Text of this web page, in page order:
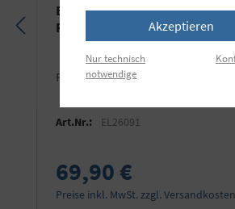
Elinchrom OCF Hyper
Reflektor
Passend für Elinchrom und
Art.Nr.: EL26091
69,90 €
Preise inkl. MwSt. zzgl. Versandkosten
Akzeptieren
Nur technisch
notwendige